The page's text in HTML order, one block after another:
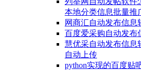
本地分类信息批量推
网商汇自动发布信息
百度爱采购自动发布
慧优采自动发布信息
自动上传
python实现的百度贴